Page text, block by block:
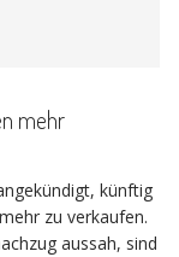
mehr
künftig
zu verkaufen.
aussah, sind